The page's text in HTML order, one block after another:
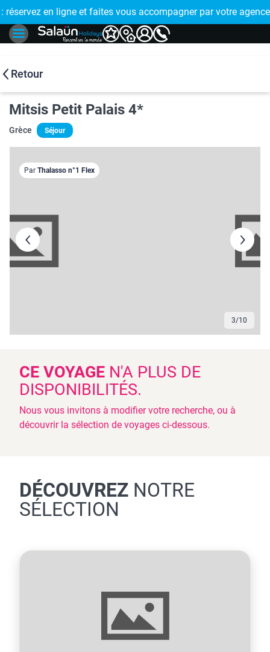
!
: réservez en ligne et faites vous accompagner par votre
🤩
Retour
Mitsis Petit Palais 4*
Grèce Séjour
3/10
Par Thalasso n°1 Flex
CE VOYAGE N'A PLUS DE
DISPONIBILITÉS.
Nous vous invitons à modifier votre recherche, ou à
découvrir la sélection de voyages ci-dessous.
DÉCOUVREZ NOTRE
SÉLECTION